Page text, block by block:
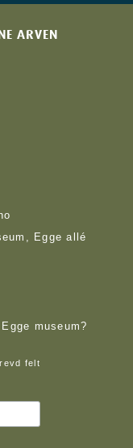
ARVEN
Egge allé
museum?
felt